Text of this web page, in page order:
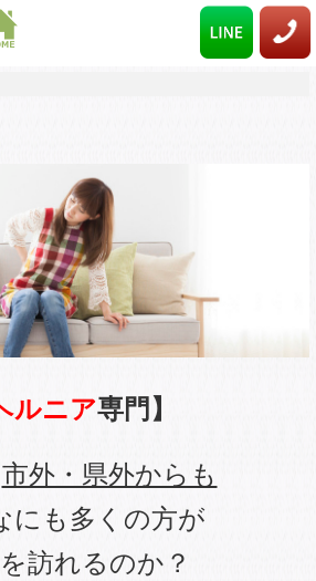
ルニア専門】
市外・県外からも
にも多くの方が
訪れるのか？